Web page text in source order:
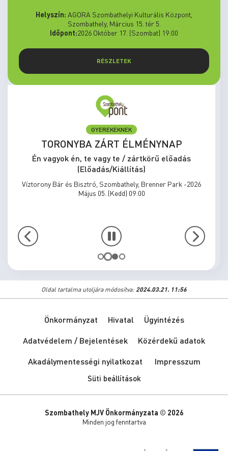
Helyszín: AGORA Szombathelyi Kulturális Központ,
Szombathely, Március 15. tér 5.
Időpont:2026 Október 17. (Szombat) 19:00
RÉSZLETEK
ELŐADÁS/KIÁLLÍTÁS
MEGÁLLNI TILOS, NOSZTALGIÁZNI
KÖTELEZŐ
Én vagyok én, te vagy te / zártkörű előadás
(Előadás/Kiállítás)
Víztorony Bár és Bisztró, Szombathely, Brenner Park -2026
Oldal tartalma utoljára módosítva: 2024.03.21. 11:56
Önkormányzat Hivatal
Ügyintézés
Adatvédelem / Bejelentések
Közérdekű adatok
Akadálymentességi nyilatkozat
Impresszum
Süti beállítások
Szombathely MJV Önkormányzata © 2026
Minden jog fenntartva